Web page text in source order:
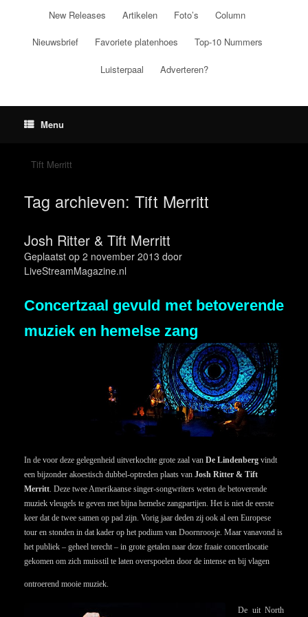
New Releases Artikelen Foto’s Column
Nieuwsbrief Favoriete platenhoes Top-10 Nummers
Luisterpaal Adverteren?
Menu
Tift Merritt
Tag archieven: Tift Merritt
Josh Ritter & Tift Merritt
Geplaatst op 2 november 2013 door
LiveStreamMagazine.nl
Concertzaal gevuld met betoverende
muziek en hemelse zang
In de voor deze gelegenheid uitverkochte grote zaal van De Lindenberg vindt
een bijzonder akoestisch dubbel-optreden plaats van Josh Ritter & Tift
Merritt. Deze twee Amerikaanse singer-songwriters weten de betoverende
muziek vleugels te geven met bijna hemelse zangpartijen. Het is niet de eerste
keer dat de twee samen op pad zijn. Vorig jaar deden zij ook al een Europese
tour en stonden in dat kader op het podium van Doornroosje. Maar vanavond is
het publiek – geheel terecht – in grote getalen naar deze fraaie concertlocatie
gekomen om zich muisstil te laten overspoelen door de intense en bij vlagen
ontroerend mooie muziek.
De uit North